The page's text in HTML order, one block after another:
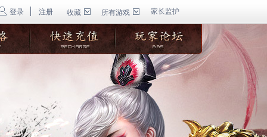
登录 注册 收藏 所有游戏 家长监护